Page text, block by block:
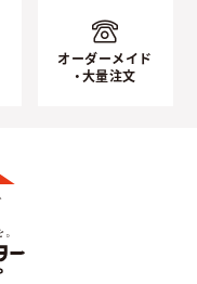
オーダーメイド
・大量注文